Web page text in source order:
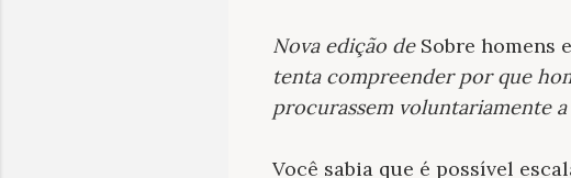
Nova edição de Sobre homens
tenta compreender por que
procurassem voluntariamente
Você sabia que é possível